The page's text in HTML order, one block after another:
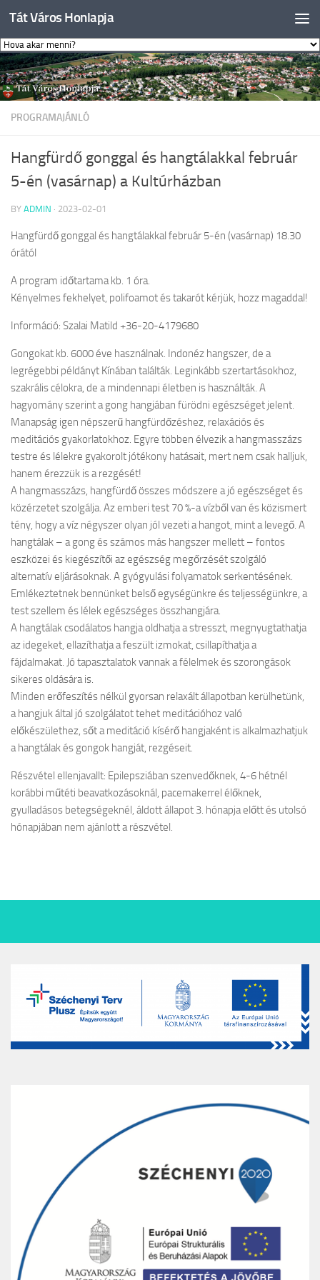
Skip to content
Tát Város Honlapja
PROGRAMAJÁNLÓ
Hangfürdő gonggal és hangtálakkal február
5-én (vasárnap) a Kultúrházban
BY ADMIN · 2023-02-01
Hangfürdő gonggal és hangtálakkal február 5-én (vasárnap) 18.30
órától
A program időtartama kb. 1 óra.
Kényelmes fekhelyet, polifoamot és takarót kérjük, hozz magaddal!
Információ: Szalai Matild +36-20-4179680
Gongokat kb. 6000 éve használnak. Indonéz hangszer, de a
legrégebbi példányt Kínában találták. Leginkább szertartásokhoz,
szakrális célokra, de a mindennapi életben is használták. A
hagyomány szerint a gong hangjában fürödni egészséget jelent.
Manapság igen népszerű hangfürdőzéshez, relaxációs és
meditációs gyakorlatokhoz. Egyre többen élvezik a hangmasszázs
testre és lélekre gyakorolt jótékony hatásait, mert nem csak halljuk,
hanem érezzük is a rezgését!
A hangmasszázs, hangfürdő összes módszere a jó egészséget és
közérzetet szolgálja. Az emberi test 70 %-a vízből van és közismert
tény, hogy a víz négyszer olyan jól vezeti a hangot, mint a levegő. A
hangtálak – a gong és számos más hangszer mellett – fontos
eszközei és kiegészítői az egészség megőrzését szolgáló
alternatív eljárásoknak. A gyógyulási folyamatok serkentésének.
Emlékeztetnek bennünket belső egységünkre és teljességünkre, a
test szellem és lélek egészséges összhangjára.
A hangtálak csodálatos hangja oldhatja a stresszt, megnyugtathatja
az idegeket, ellazíthatja a feszült izmokat, csillapíthatja a
fájdalmakat. Jó tapasztalatok vannak a félelmek és szorongások
sikeres oldására is.
Minden erőfeszítés nélkül gyorsan relaxált állapotban kerülhetünk,
a hangjuk által jó szolgálatot tehet meditációhoz való
előkészülethez, sőt a meditáció kísérő hangjaként is alkalmazhatjuk
a hangtálak és gongok hangját, rezgéseit.
Részvétel ellenjavallt: Epilepsziában szenvedőknek, 4-6 hétnél
korábbi műtéti beavatkozásoknál, pacemakerrel élőknek,
gyulladásos betegségeknél, áldott állapot 3. hónapja előtt és utolsó
hónapjában nem ajánlott a részvétel.